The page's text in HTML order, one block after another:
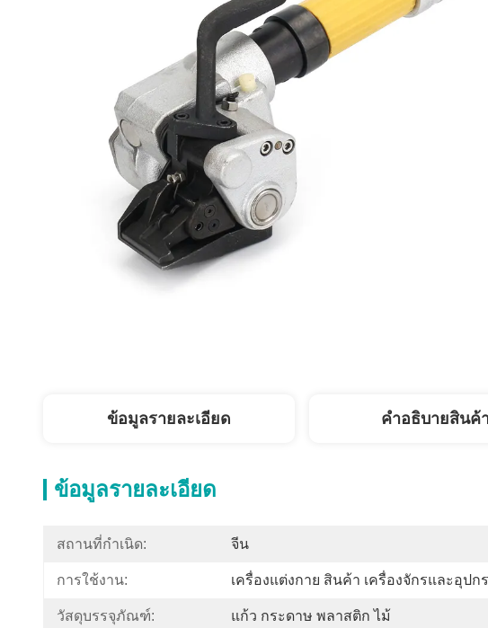
ข้อมูลรายละเอียด คําอธิบายสินค้
ข้อมูลรายละเอียด
สถานที่กำเนิด: จีน
การใช้งาน: เครื่องแต่งกาย สินค้า เครื่องจักรและอุป
วัสดุบรรจุภัณฑ์: แก้ว กระดาษ พลาสติก ไม้